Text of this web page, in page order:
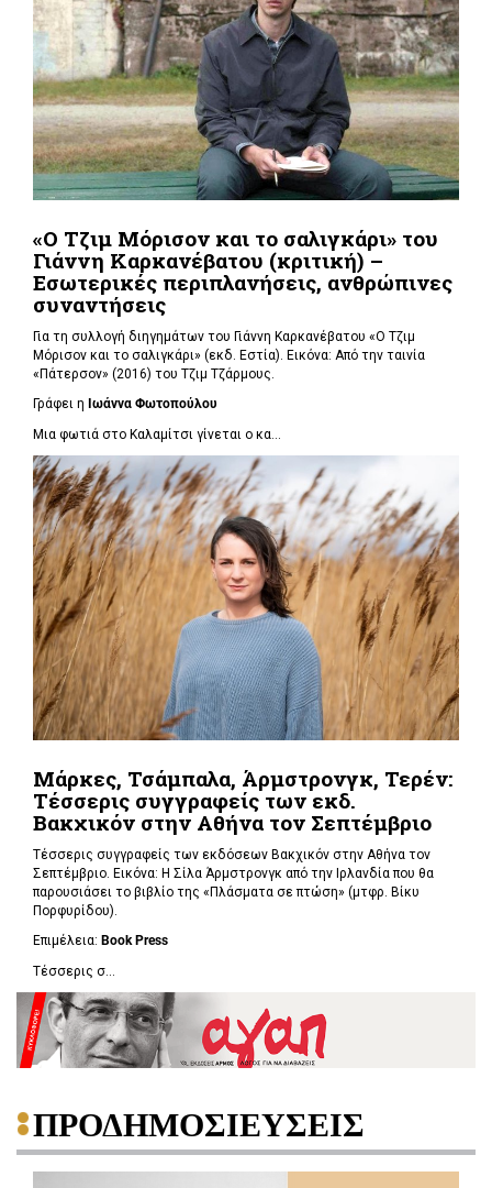
«Ο Τζιμ Μόρισον και το σαλιγκάρι» του
Γιάννη Καρκανέβατου (κριτική) –
Εσωτερικές περιπλανήσεις, ανθρώπινες
συναντήσεις
Για τη συλλογή διηγημάτων του Γιάννη Καρκανέβατου «Ο Τζιμ
Μόρισον και το σαλιγκάρι» (εκδ. Εστία). Εικόνα: Από την ταινία
«Πάτερσον» (2016) του Τζιμ Τζάρμους.
Γράφει η Ιωάννα Φωτοπούλου
Μια φωτιά στο Καλαμίτσι γίνεται ο κα...
Μάρκες, Τσάμπαλα, Άρμστρονγκ, Τερέν:
Τέσσερις συγγραφείς των εκδ.
Βακχικόν στην Αθήνα τον Σεπτέμβριο
Τέσσερις συγγραφείς των εκδόσεων Βακχικόν στην Αθήνα τον
Σεπτέμβριο. Εικόνα: Η Σίλα Άρμστρονγκ από την Ιρλανδία που θα
παρουσιάσει το βιβλίο της «Πλάσματα σε πτώση» (μτφρ. Βίκυ
Πορφυρίδου).
Επιμέλεια: Book Press
Τέσσερις σ...
ΠΡΟΔΗΜΟΣΙΕΥΣΕΙΣ